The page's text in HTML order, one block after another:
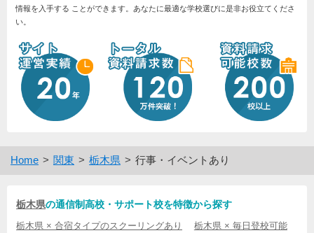
情報を入手する ことができます。あなたに最適な学校選びに是非お役立てくださ
い。
Home 関東 栃木県 行事・イベントあり
栃木県の通信制高校・サポート校を特徴から探す
栃木県 × 合宿タイプのスクーリングあり 栃木県 × 毎日登校可能